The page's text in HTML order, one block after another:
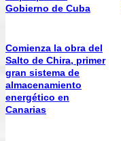
Gobierno de Cuba
Comienza la obra del
Salto de Chira, primer
gran sistema de
almacenamiento
energético en
Canarias